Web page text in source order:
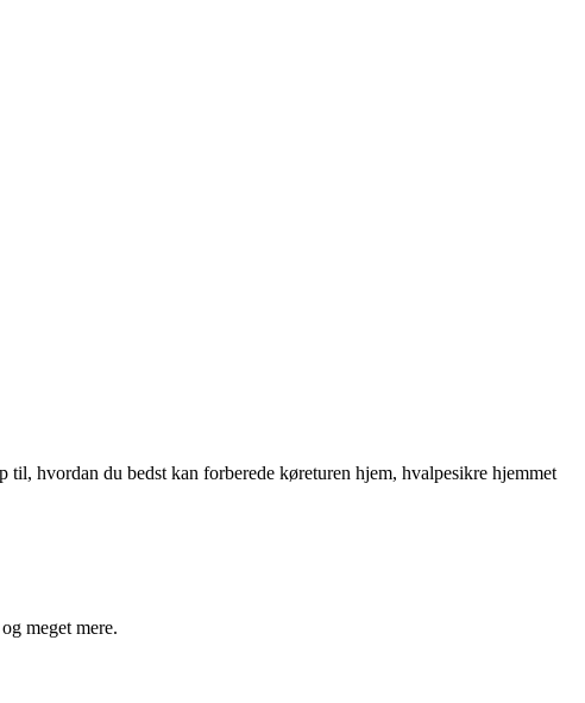
hvordan du bedst kan forberede køreturen hjem, hvalpesikre hjemmet
meget mere.